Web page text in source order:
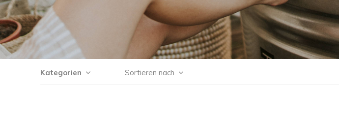
Kategorien Sortieren nach